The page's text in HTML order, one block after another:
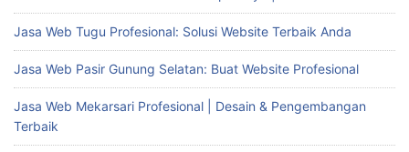
Jasa Web Tugu Profesional: Solusi Website Terbaik Anda
Jasa Web Pasir Gunung Selatan: Buat Website Profesional
Jasa Web Mekarsari Profesional | Desain & Pengembangan
Terbaik